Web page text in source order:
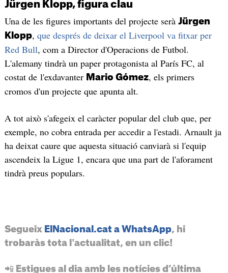
Jürgen Klopp, figura clau
Una de les figures importants del projecte serà Jürgen
Klopp, que després de deixar el Liverpool va fitxar per
Red Bull, com a Director d'Operacions de Futbol.
L'alemany tindrà un paper protagonista al París FC, al
costat de l'exdavanter Mario Gómez, els primers
cromos d'un projecte que apunta alt.
A tot això s'afegeix el caràcter popular del club que, per
exemple, no cobra entrada per accedir a l'estadi. Arnault ja
ha deixat caure que aquesta situació canviarà si l'equip
ascendeix la Ligue 1, encara que una part de l'aforament
tindrà preus populars.
Segueix ElNacional.cat a WhatsApp, hi
trobaràs tota l'actualitat, en un clic!
📲 Estigues al dia amb les notícies d’última